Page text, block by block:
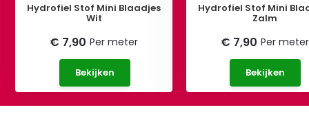
Hydrofiel Stof Mini Blaadjes
Wit
€ 7,90 Per meter
Bekijken
Hydrofiel Stof Mini
Zalm
€ 7,90 Per meter
Bekijken